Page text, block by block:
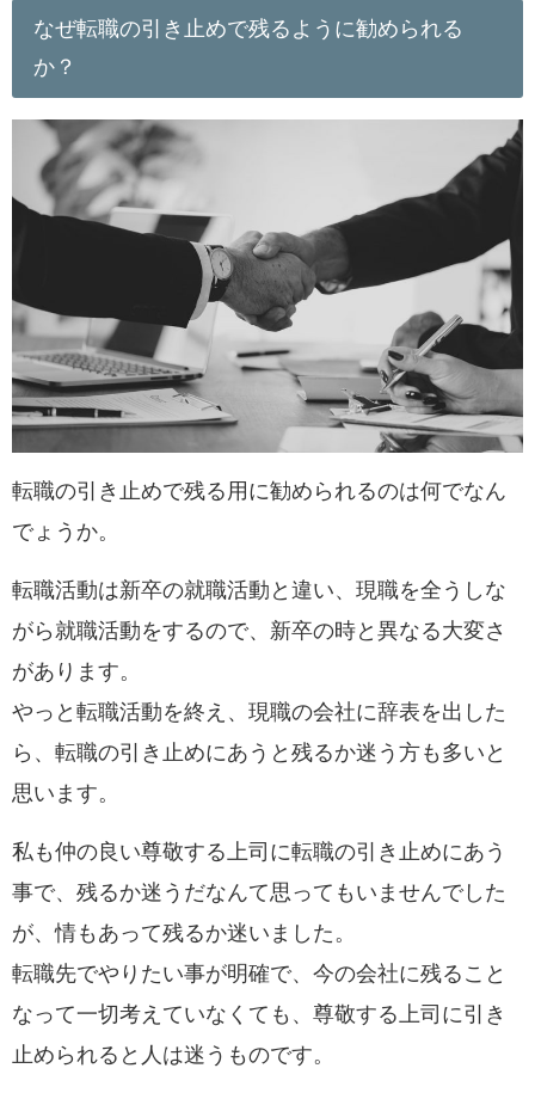
なぜ転職の引き止めで残るように勧められる
か？
転職の引き止めで残る用に勧められるのは何でなん
でょうか。
転職活動は新卒の就職活動と違い、現職を全うしな
がら就職活動をするので、新卒の時と異なる大変さ
があります。
やっと転職活動を終え、現職の会社に辞表を出した
ら、転職の引き止めにあうと残るか迷う方も多いと
思います。
私も仲の良い尊敬する上司に転職の引き止めにあう
事で、残るか迷うだなんて思ってもいませんでした
が、情もあって残るか迷いました。
転職先でやりたい事が明確で、今の会社に残ること
なって一切考えていなくても、尊敬する上司に引き
止められると人は迷うものです。